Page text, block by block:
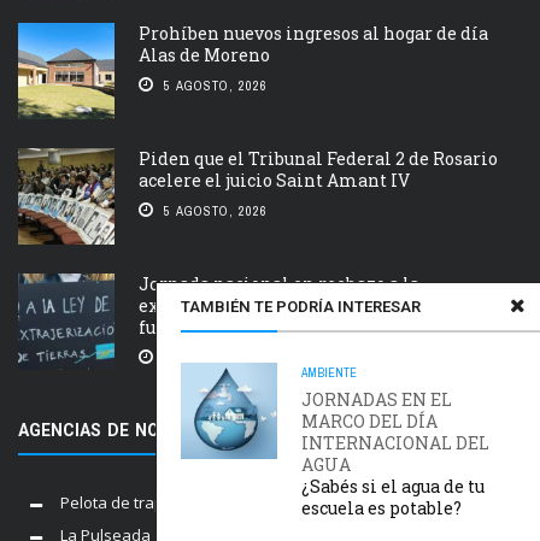
TAMBIÉN TE PODRÍA INTERESAR
AMBIENTE
JORNADAS EN EL
MARCO DEL DÍA
INTERNACIONAL DEL
AGUA
¿Sabés si el agua de tu
escuela es potable?
Prohíben nuevos ingresos al hogar de día
Alas de Moreno
5 AGOSTO, 2026
Piden que el Tribunal Federal 2 de Rosario
acelere el juicio Saint Amant IV
5 AGOSTO, 2026
Jornada nacional en rechazo a la
extranjerización de tierras, manejo del
fuego y desalojos
AGENCIAS DE NOTICIAS AMIGAS
Pelota de trapo
La Pulseada